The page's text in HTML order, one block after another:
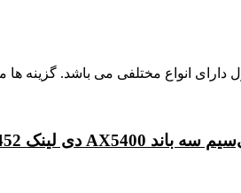
دارای انواع مختلفی می باشد.